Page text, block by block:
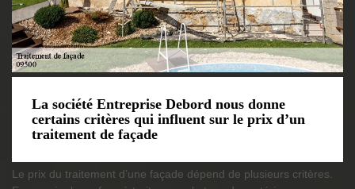
La société Entreprise Debord nous donne
certains critères qui influent sur le prix d’un
traitement de façade
Le prix du traitement d’une façade dépend de plusieurs critères.